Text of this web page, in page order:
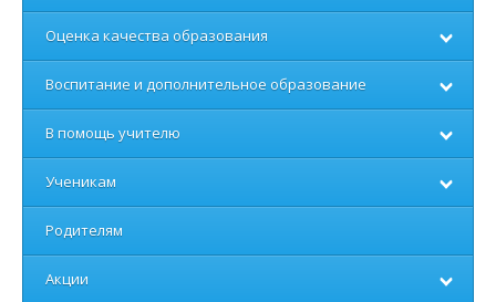
Оценка качества образования
Воспитание и дополнительное образование
В помощь учителю
Ученикам
Родителям
Акции